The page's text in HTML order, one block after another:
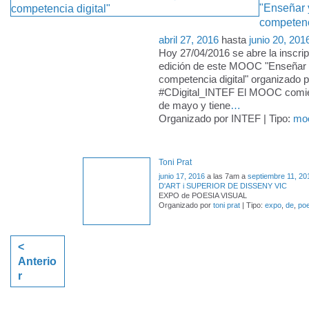
"Enseñar
abril 27, 2016 hasta junio 20,
Hoy 27/04/2016 se abre la
edición de este MOOC "Enseñar
competencia digital" organizado
#CDigital_INTEF El MOOC
de mayo y tiene…
Organizado por INTEF | Tipo:
Toni Prat
junio 17, 2016 a las 7am a septiembre 11,
D'ART i SUPERIOR DE DISSENY VIC
EXPO de POESIA VISUAL
Organizado por toni prat | Tipo: expo de
<
Anterio
r